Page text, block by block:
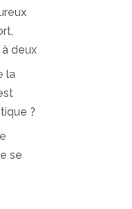
deux
la
?
se